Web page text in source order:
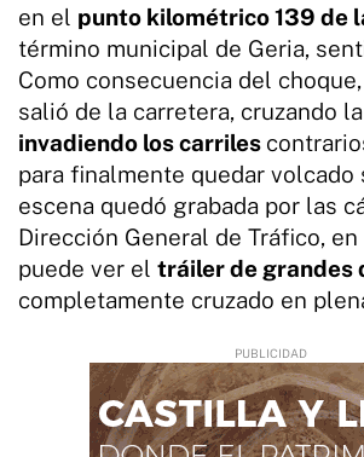
en el punto kilométrico 139 de
término municipal de Geria,
Como consecuencia del
salió de la carretera, cruzando
invadiendo los carriles
para finalmente quedar volcado
escena quedó grabada por las
Dirección General de Tráfico,
puede ver el tráiler de grandes
completamente cruzado en